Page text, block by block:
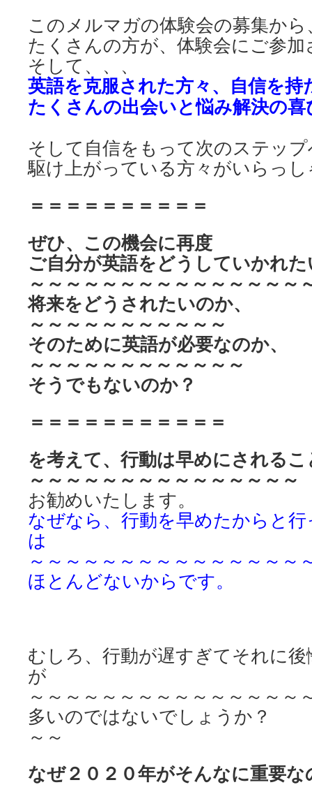
このメルマガの体験会の募集から
たくさんの方が、体験会にご参加
そして、、、
英語を克服された方々、 自信を持
たくさんの出会いと悩み解決の喜
そして自信をもって次のステッ
駆け上がっている方々がいらっ
＝＝＝＝＝＝＝＝＝＝
ぜひ、この機会に再度
ご自分が英語をどうしていかれ
～～～～～～～～～～～～～～～
将来をどうされたいのか、
～～～～～～～～～～～
そのために英語が必要なのか、
～～～～～～～～～～～～
そうでもないのか？
＝＝＝＝＝＝＝＝＝＝＝
を考えて、行動は早めにされる
～～～～～～～～～～～～～～～
お勧めいたします。
なぜなら、行動を早めたからと行
は
～～～～～～～～～～～～～～～
ほとんどないからです。
むしろ、行動が遅すぎてそれに
が
～～～～～～～～～～～～～～～
多いのではないでしょうか？
～～
なぜ２０２０年がそんなに重要な